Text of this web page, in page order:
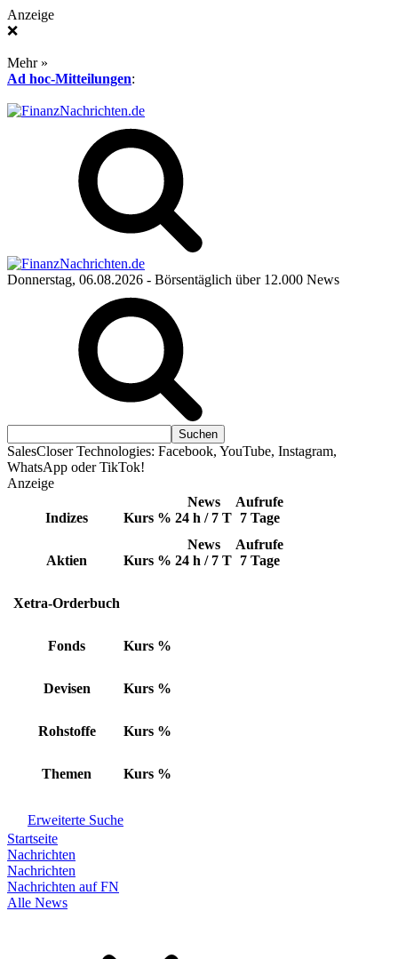
Anzeige
❌
Mehr »
Ad hoc-Mitteilungen:
Donnerstag, 06.08.2026 - Börsentäglich über 12.000 News
SalesCloser Technologies: Facebook, YouTube, Instagram,
WhatsApp oder TikTok!
Anzeige
Indizes Kurs %
News
24 h / 7 T
Aufrufe
7 Tage
Aktien Kurs %
News
24 h / 7 T
Aufrufe
7 Tage
Xetra-Orderbuch
Fonds Kurs %
Devisen Kurs %
Rohstoffe Kurs %
Themen Kurs %
Erweiterte Suche
Startseite
Nachrichten
Nachrichten
Nachrichten auf FN
Alle News